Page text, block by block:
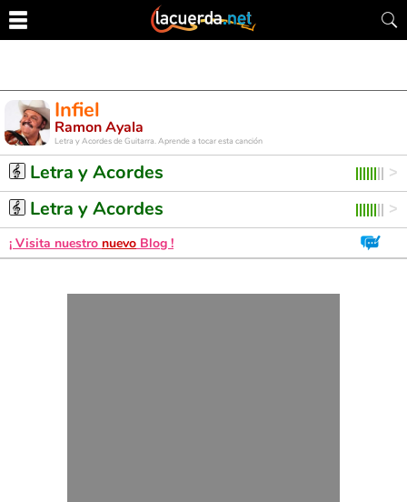
Infiel
Ramon Ayala
Letra y Acordes de Guitarra. Aprende a tocar esta canción
Letra y Acordes
Letra y Acordes
¡ Visita nuestro nuevo Blog !